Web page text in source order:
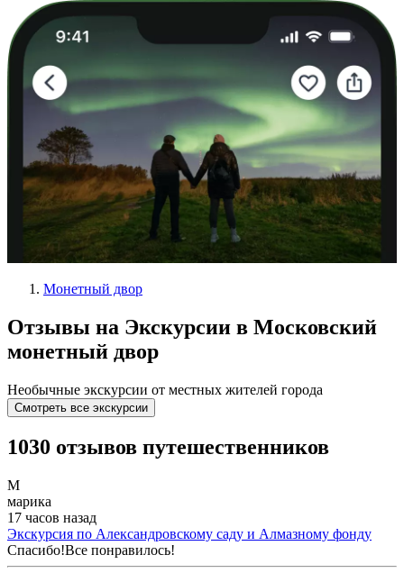
Монетный двор
Отзывы на Экскурсии в Московский
монетный двор
Необычные экскурсии от местных жителей города
Смотреть все экскурсии
1030 отзывов путешественников
М
марика
17 часов назад
Экскурсия по Александровскому саду и Алмазному фонду
Спасибо!Все понравилось!